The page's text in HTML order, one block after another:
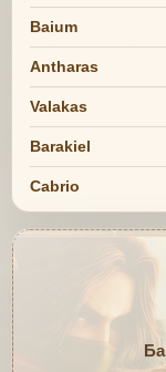
Baium
Antharas
Valakas
Barakiel
Cabrio